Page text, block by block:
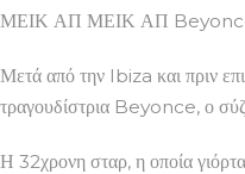
ΜΕΙΚ ΑΠ ΜΕΙΚ ΑΠ Beyonce:
Μετά από την Ibiza και πριν
τραγουδίστρια Beyonce, ο
Η 32χρονη σταρ, η οποία